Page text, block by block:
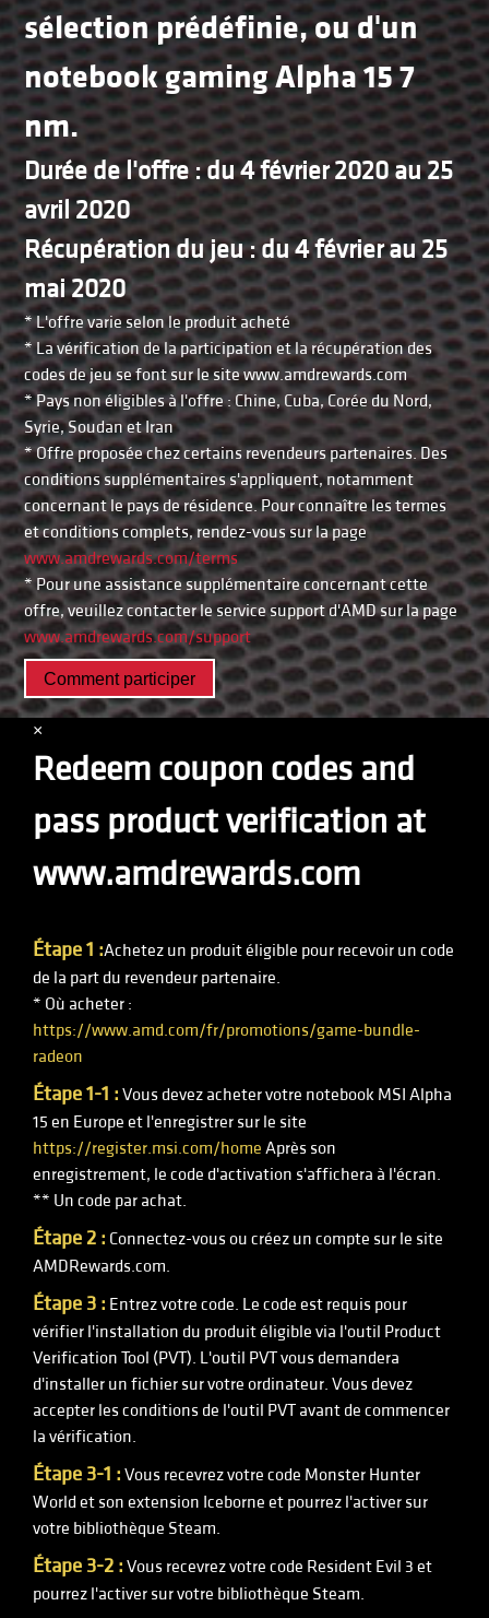
sélection prédéfinie, ou d'un
notebook gaming Alpha 15 7
nm.
Durée de l'offre : du 4 février 2020 au 25
avril 2020
Récupération du jeu : du 4 février au 25
mai 2020
* L'offre varie selon le produit acheté
* La vérification de la participation et la récupération des
codes de jeu se font sur le site www.amdrewards.com
* Pays non éligibles à l'offre : Chine, Cuba, Corée du Nord,
Syrie, Soudan et Iran
* Offre proposée chez certains revendeurs partenaires. Des
conditions supplémentaires s'appliquent, notamment
concernant le pays de résidence. Pour connaître les termes
et conditions complets, rendez-vous sur la page
www.amdrewards.com/terms
* Pour une assistance supplémentaire concernant cette
offre, veuillez contacter le service support d'AMD sur la page
www.amdrewards.com/support
Comment participer
×
Redeem coupon codes and
pass product verification at
www.amdrewards.com
Étape 1 :Achetez un produit éligible pour recevoir un code
de la part du revendeur partenaire.
* Où acheter :
https://www.amd.com/fr/promotions/game-bundle-
radeon
Étape 1-1 : Vous devez acheter votre notebook MSI Alpha
15 en Europe et l'enregistrer sur le site
https://register.msi.com/home Après son
enregistrement, le code d'activation s'affichera à l'écran.
** Un code par achat.
Étape 2 : Connectez-vous ou créez un compte sur le site
AMDRewards.com.
Étape 3 : Entrez votre code. Le code est requis pour
vérifier l'installation du produit éligible via l'outil Product
Verification Tool (PVT). L'outil PVT vous demandera
d'installer un fichier sur votre ordinateur. Vous devez
accepter les conditions de l'outil PVT avant de commencer
la vérification.
Étape 3-1 : Vous recevrez votre code Monster Hunter
World et son extension Iceborne et pourrez l'activer sur
votre bibliothèque Steam.
Étape 3-2 : Vous recevrez votre code Resident Evil 3 et
pourrez l'activer sur votre bibliothèque Steam.